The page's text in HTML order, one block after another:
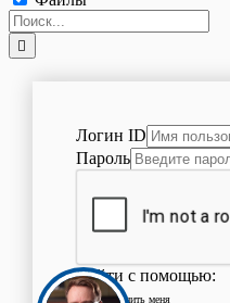
Логин ID
Пароль
Войти с помощью:
Запомнить меня